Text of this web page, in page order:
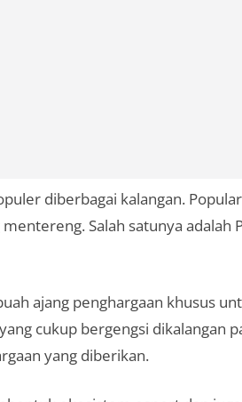
diberbagai kalangan.
Salah satunya adalah
ajang penghargaan khusus
cukup bergengsi dikalangan
yang diberikan.